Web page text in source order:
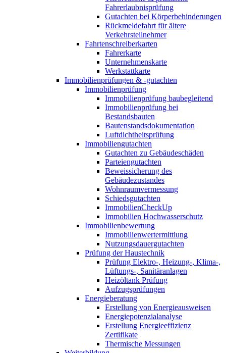
Fahrerlaubnisprüfung
Gutachten bei Körperbehinderungen
Rückmeldefahrt für ältere
Verkehrsteilnehmer
Fahrtenschreiberkarten
Fahrerkarte
Unternehmenskarte
Werkstattkarte
Immobilienprüfungen & -gutachten
Immobilienprüfung
Immobilienprüfung baubegleitend
Immobilienprüfung bei
Bestandsbauten
Bautenstandsdokumentation
Luftdichtheitsprüfung
Immobiliengutachten
Gutachten zu Gebäudeschäden
Parteiengutachten
Beweissicherung des
Gebäudezustandes
Wohnraumvermessung
Schiedsgutachten
ImmobilienCheckUp
Immobilien Hochwasserschutz
Immobilienbewertung
Immobilienwertermittlung
Nutzungsdauergutachten
Prüfung der Haustechnik
Prüfung Elektro-, Heizung-, Klima-,
Lüftungs-, Sanitäranlagen
Heizöltank Prüfung
Aufzugsprüfungen
Energieberatung
Erstellung von Energieausweisen
Energiepotenzialanalyse
Erstellung Energieeffizienz
Zertifikate
Thermische Messungen